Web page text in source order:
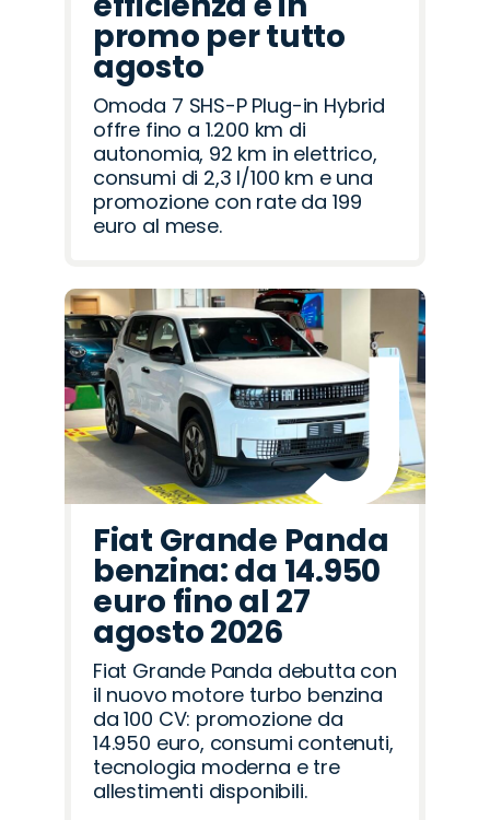
promo per tutto
agosto
Omoda 7 SHS-P Plug-in Hybrid
offre fino a 1.200 km di
autonomia, 92 km in elettrico,
consumi di 2,3 l/100 km e una
promozione con rate da 199
euro al mese.
Fiat Grande Panda
benzina: da 14.950
euro fino al 27
agosto 2026
Fiat Grande Panda debutta con
il nuovo motore turbo benzina
da 100 CV: promozione da
14.950 euro, consumi contenuti,
tecnologia moderna e tre
allestimenti disponibili.